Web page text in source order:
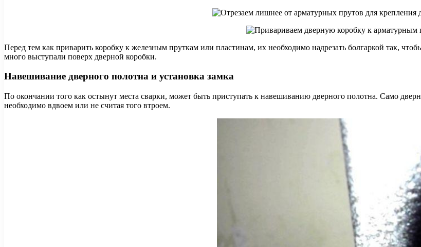
Перед тем как приварить коробку к железным пруткам или пластинам, их необходимо надрезать болгаркой так,
много выступали поверх дверной коробки.
Навешивание дверного полотна и установка замка
По окончании того как остынут места сварки, может быть приступать к навешиванию дверного полотна. Само
необходимо вдвоем или не считая того втроем.